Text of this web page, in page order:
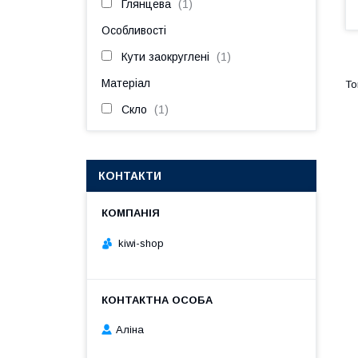
Глянцева 1
Особливості
Кути заокруглені 1
Матеріал
Скло 1
КОНТАКТИ
kiwi-shop
Аліна